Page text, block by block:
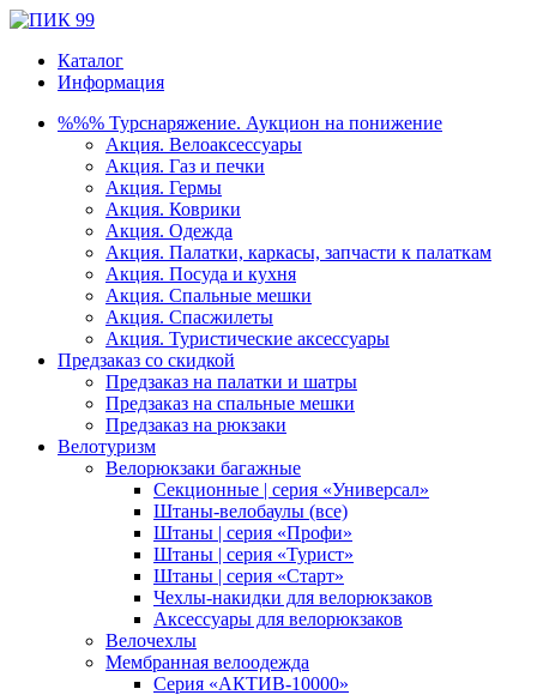
Каталог
Информация
%%% Турснаряжение. Аукцион на понижение
Акция. Велоаксессуары
Акция. Газ и печки
Акция. Гермы
Акция. Коврики
Акция. Одежда
Акция. Палатки, каркасы, запчасти к палаткам
Акция. Посуда и кухня
Акция. Спальные мешки
Акция. Спасжилеты
Акция. Туристические аксессуары
Предзаказ со скидкой
Предзаказ на палатки и шатры
Предзаказ на спальные мешки
Предзаказ на рюкзаки
Велотуризм
Велорюкзаки багажные
Секционные | серия «Универсал»
Штаны-велобаулы (все)
Штаны | серия «Профи»
Штаны | серия «Турист»
Штаны | серия «Старт»
Чехлы-накидки для велорюкзаков
Аксессуары для велорюкзаков
Велочехлы
Мембранная велоодежда
Серия «АКТИВ-10000»